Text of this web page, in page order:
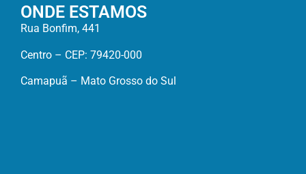
ONDE ESTAMOS
Rua Bonfim, 441
Centro – CEP: 79420-000
Camapuã – Mato Grosso do Sul